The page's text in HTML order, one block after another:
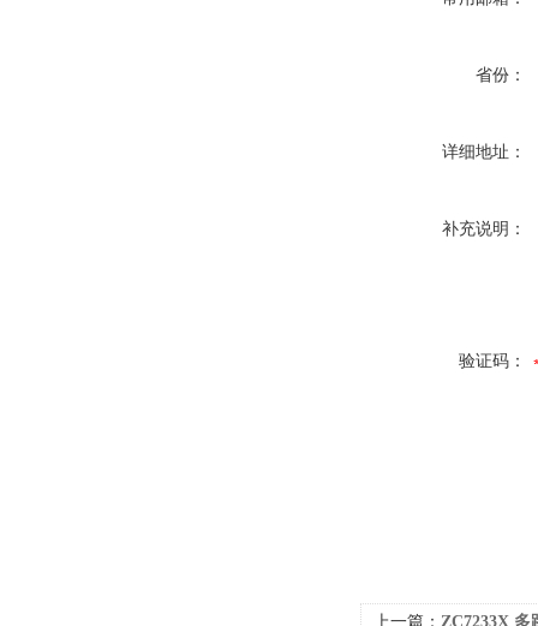
省份：
详细地址：
补充说明：
验证码：
上一篇： ZC7233X 多路